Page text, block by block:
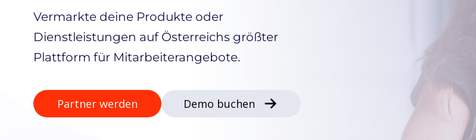
Vermarkte deine Produkte oder
Dienstleistungen auf Österreichs größter
Plattform für Mitarbeiterangebote.
Partner werden Demo buchen